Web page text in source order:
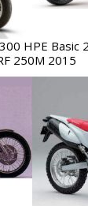
HPE Basic
250M 2015